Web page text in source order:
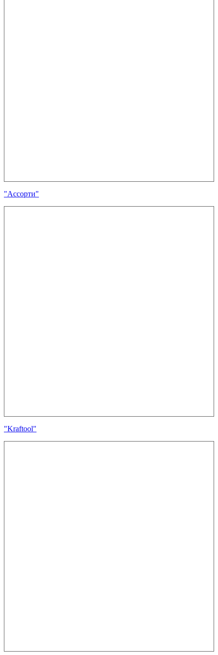
"Ассорти"
"Kraftool"